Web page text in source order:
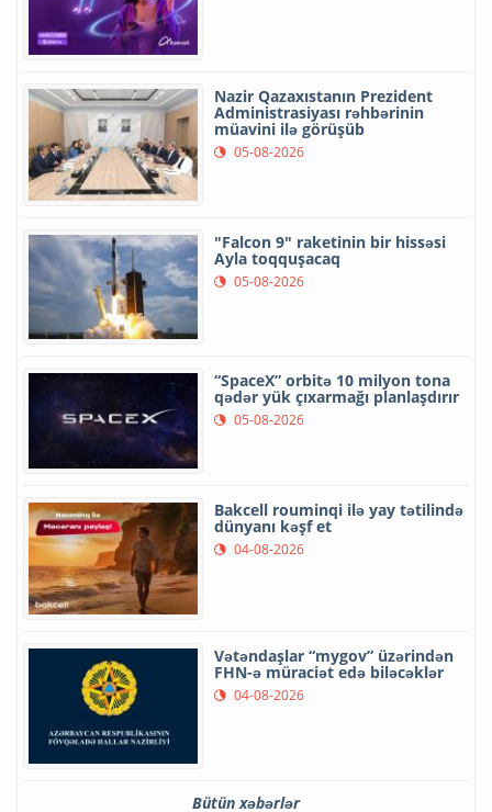
Nazir Qazaxıstanın Prezident
Administrasiyası rəhbərinin
müavini ilə görüşüb
05-08-2026
"Falcon 9" raketinin bir hissəsi
Ayla toqquşacaq
05-08-2026
“SpaceX” orbitə 10 milyon tona
qədər yük çıxarmağı planlaşdırır
05-08-2026
Bakcell rouminqi ilə yay tətilində
dünyanı kəşf et
04-08-2026
Vətəndaşlar “mygov” üzərindən
FHN-ə müraciət edə biləcəklər
04-08-2026
Bütün xəbərlər